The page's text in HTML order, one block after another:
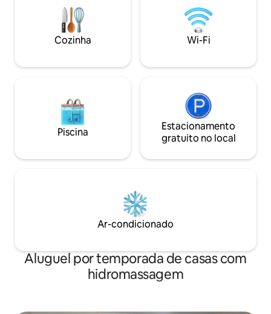
estamos a 1 minuto do centro
metropolitano, do Show Center e do
parque Rufino Tamayo. Lugar ideal para
explorar San Pedro.
recarregar as
atmosfera da
Cozinha Wi-Fi
Piscina
Estacionamento
gratuito no local
Ar-condicionado
Aluguel por temporada de casas com
hidromassagem